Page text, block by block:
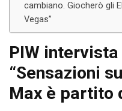
cambiano. Giocherò gli
Vegas”
PIW
“Sensazioni
Max è partito